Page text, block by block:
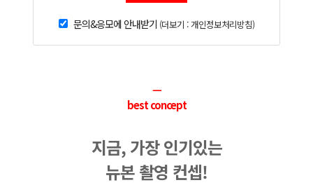
문의&응모에 안내받기 (더보기 : 개인정보처리방침)
ㅡ
best concept
지금, 가장 인기있는
뉴본 촬영 컨셉!